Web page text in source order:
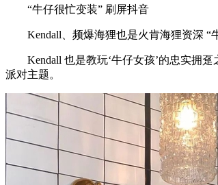
“牛仔很忙变装” 刷屏抖音
Kendall、频爆海狸也是火肯海狸资深 “牛
Kendall 也是教玩‘牛仔女孩’的忠实拥趸
派对主题。